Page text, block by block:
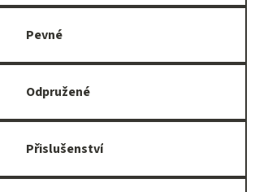
Pevné
Odpružené
Přislušenství